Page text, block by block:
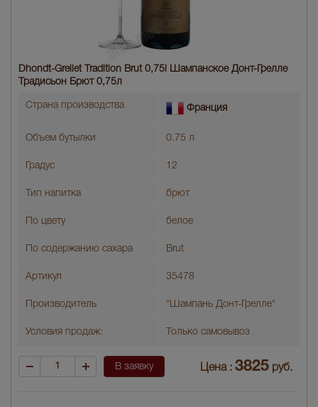
Dhondt-Grellet Tradition Brut 0,75l Шампанское Донт-Грелле
Традисьон Брют 0,75л
Страна производства Франция
Объем бутылки 0.75 л
Градус 12
Тип напитка брют
По цвету белое
По содержанию сахара Brut
Артикул 35478
Производитель "Шампань Донт-Грелле"
Условия продаж: Только самовывоз
В заявку Цена : 3825 руб.